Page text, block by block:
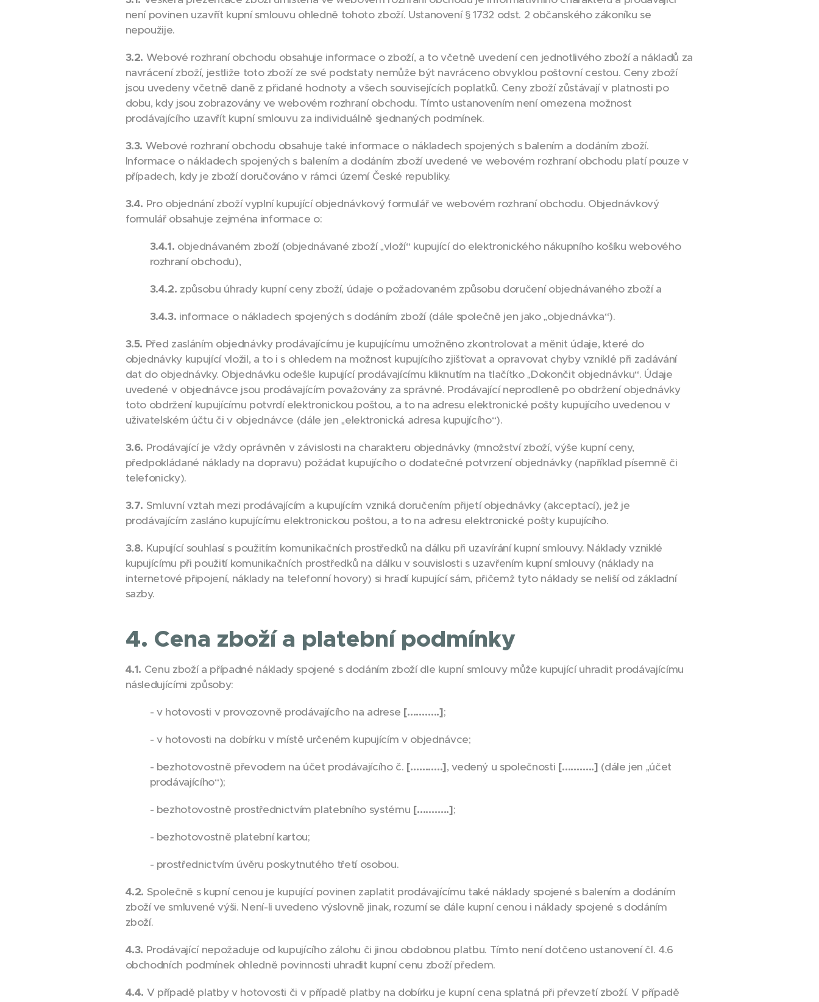
není povinen uzavřít kupní smlouvu ohledně tohoto zboží. Ustanovení § 1732 odst. 2 občanského zákoníku se
nepoužije.
3.2. Webové rozhraní obchodu obsahuje informace o zboží, a to včetně uvedení cen jednotlivého zboží a nákladů za
navrácení zboží, jestliže toto zboží ze své podstaty nemůže být navráceno obvyklou poštovní cestou. Ceny zboží
jsou uvedeny včetně daně z přidané hodnoty a všech souvisejících poplatků. Ceny zboží zůstávají v platnosti po
dobu, kdy jsou zobrazovány ve webovém rozhraní obchodu. Tímto ustanovením není omezena možnost
prodávajícího uzavřít kupní smlouvu za individuálně sjednaných podmínek.
3.3. Webové rozhraní obchodu obsahuje také informace o nákladech spojených s balením a dodáním zboží.
Informace o nákladech spojených s balením a dodáním zboží uvedené ve webovém rozhraní obchodu platí pouze v
případech, kdy je zboží doručováno v rámci území České republiky.
3.4. Pro objednání zboží vyplní kupující objednávkový formulář ve webovém rozhraní obchodu. Objednávkový
formulář obsahuje zejména informace o:
3.4.1. objednávaném zboží (objednávané zboží „vloží“ kupující do elektronického nákupního košíku webového
rozhraní obchodu),
3.4.2. způsobu úhrady kupní ceny zboží, údaje o požadovaném způsobu doručení objednávaného zboží a
3.4.3. informace o nákladech spojených s dodáním zboží (dále společně jen jako „objednávka“).
3.5. Před zasláním objednávky prodávajícímu je kupujícímu umožněno zkontrolovat a měnit údaje, které do
objednávky kupující vložil, a to i s ohledem na možnost kupujícího zjišťovat a opravovat chyby vzniklé při zadávání
dat do objednávky. Objednávku odešle kupující prodávajícímu kliknutím na tlačítko „Dokončit objednávku“. Údaje
uvedené v objednávce jsou prodávajícím považovány za správné. Prodávající neprodleně po obdržení objednávky
toto obdržení kupujícímu potvrdí elektronickou poštou, a to na adresu elektronické pošty kupujícího uvedenou v
uživatelském účtu či v objednávce (dále jen „elektronická adresa kupujícího“).
3.6. Prodávající je vždy oprávněn v závislosti na charakteru objednávky (množství zboží, výše kupní ceny,
předpokládané náklady na dopravu) požádat kupujícího o dodatečné potvrzení objednávky (například písemně či
telefonicky).
3.7. Smluvní vztah mezi prodávajícím a kupujícím vzniká doručením přijetí objednávky (akceptací), jež je
prodávajícím zasláno kupujícímu elektronickou poštou, a to na adresu elektronické pošty kupujícího.
3.8. Kupující souhlasí s použitím komunikačních prostředků na dálku při uzavírání kupní smlouvy. Náklady vzniklé
kupujícímu při použití komunikačních prostředků na dálku v souvislosti s uzavřením kupní smlouvy (náklady na
internetové připojení, náklady na telefonní hovory) si hradí kupující sám, přičemž tyto náklady se neliší od základní
sazby.
4. Cena zboží a platební podmínky
4.1. Cenu zboží a případné náklady spojené s dodáním zboží dle kupní smlouvy může kupující uhradit prodávajícímu
následujícími způsoby:
- v hotovosti v provozovně prodávajícího na adrese [………..];
- v hotovosti na dobírku v místě určeném kupujícím v objednávce;
- bezhotovostně převodem na účet prodávajícího č. [………..], vedený u společnosti [………..] (dále jen „účet
prodávajícího“);
- bezhotovostně prostřednictvím platebního systému [………..];
- bezhotovostně platební kartou;
- prostřednictvím úvěru poskytnutého třetí osobou.
4.2. Společně s kupní cenou je kupující povinen zaplatit prodávajícímu také náklady spojené s balením a dodáním
zboží ve smluvené výši. Není-li uvedeno výslovně jinak, rozumí se dále kupní cenou i náklady spojené s dodáním
zboží.
4.3. Prodávající nepožaduje od kupujícího zálohu či jinou obdobnou platbu. Tímto není dotčeno ustanovení čl. 4.6
obchodních podmínek ohledně povinnosti uhradit kupní cenu zboží předem.
4.4. V případě platby v hotovosti či v případě platby na dobírku je kupní cena splatná při převzetí zboží. V případě